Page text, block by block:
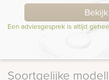
Een adviesgesprek is altijd
Soortgelijke